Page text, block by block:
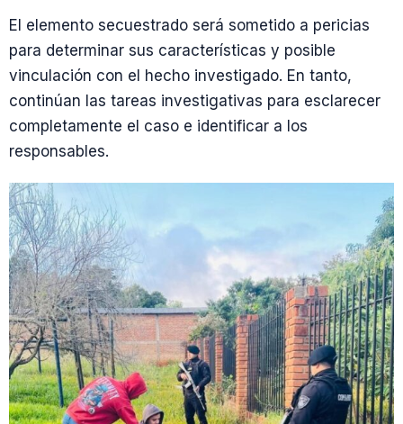
El elemento secuestrado será sometido a pericias
para determinar sus características y posible
vinculación con el hecho investigado. En tanto,
continúan las tareas investigativas para esclarecer
completamente el caso e identificar a los
responsables.